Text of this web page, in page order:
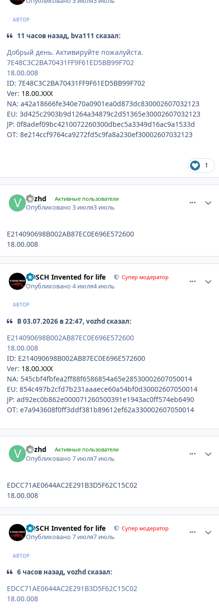
АВТОР
11 часов назад, bva111 сказал:
Добрый день. Активируйте пожалуйста.
7E48C3C2BA70431FF9F61ED5BB99F702
18.00.008
ID: 7E48C3C2BA70431FF9F61ED5BB99F702
Ver: 18.00.XXX
NA: a42a18666fe340e70a0901ea0d873dc830002607032123
EU: 3d425c2903b9d1264a34879c2d51365e30002607032123
JP: 0f8adef09bc4210072260300dbec5a3349d16ac9a1533d
OT: 8e214ccf9764ca9272fd5c9fa8a230ef30002607032123
1
vozhd Активные пользователи
Опубликовано3 июля3 июль
E214090698B002AB87EC0E696E572600
18.00.008
BOSCH Invented for life Супер модератор
Опубликовано4 июля4 июль
АВТОР
В 03.07.2026 в 22:47, vozhd сказал:
E214090698B002AB87EC0E696E572600
18.00.008
ID: E214090698B002AB87EC0E696E572600
Ver: 18.00.XXX
NA: 545cbf4fbfea2ff88f6586854a65e28530002607050014
EU: 854c497b2cfd7b231aaaece60a54bf0d30002607050014
JP: ad92ec0b862e000071260500391e1943ac0ff574eb6490
OT: e7a943608f0ff3ddf381b89612ef62a330002607050014
vozhd Активные пользователи
Опубликовано7 июля7 июль
EDCC71AE0644AC2E291B3D5F62C15C02
18.00.008
BOSCH Invented for life Супер модератор
Опубликовано7 июля7 июль
АВТОР
6 часов назад, vozhd сказал:
EDCC71AE0644AC2E291B3D5F62C15C02
18.00.008